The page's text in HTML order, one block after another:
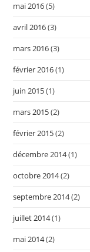
mai 2016(5)
avril 2016(3)
mars 2016(3)
février 2016(1)
juin 2015(1)
mars 2015(2)
février 2015(2)
décembre 2014(1)
octobre 2014(2)
septembre 2014(2)
juillet 2014(1)
mai 2014(2)